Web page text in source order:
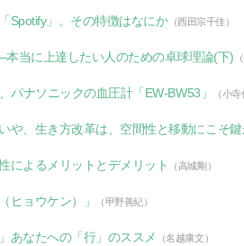
Spotify」。その特徴はなにか（西田宗千佳）
当に上達したい人のための卓球理論(下)
パナソニックの血圧計「EW-BW53」 （小
や、生き方改革は、空間性と移動にこそ
によるメリットとデメリット （高城剛）
ヒョウケン）」 （甲野善紀）
あなたへの「行」のススメ （名越康文）